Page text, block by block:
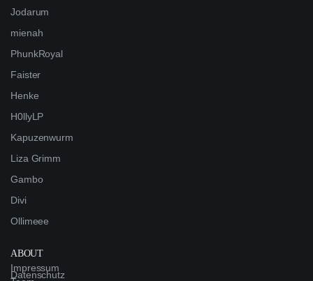
Jodarum
mienah
PhunkRoyal
Faister
Henke
H0llyLP
Kapuzenwurm
Liza Grimm
Gambo
Divi
Ollimeee
ABOUT
Impressum
Datenschutz